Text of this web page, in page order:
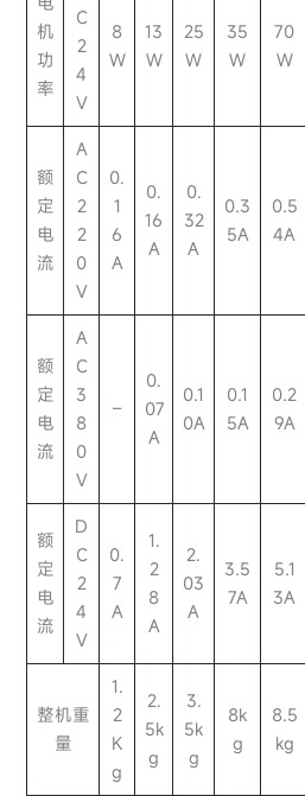
机
功
率
C
2
4
V
8
W
13
W
25
W
35
W
70
W
额
定
电
流
A
C
2
2
0
V
0.
1
6
A
0.
16
A
0.
32
A
0.3
5A
0.5
4A
额
定
电
流
A
C
3
8
0
V
–
0.
07
A
0.1
0A
0.1
5A
0.2
9A
额
定
电
流
D
C
2
4
V
0.
7
A
1.
2
8
A
2.
03
A
3.5
7A
5.1
3A
整机重
量
1.
2
K
g
2.
5k
g
3.
5k
g
8k
g
8.5
kg